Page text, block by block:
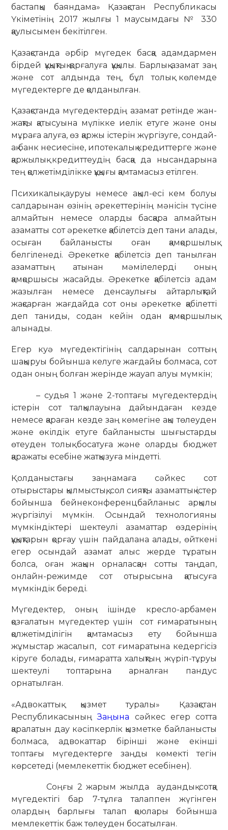
бастапқы баяндама» Қазақстан Республикасы
Үкіметінің 2017 жылғы 1 маусымдағы № 330
қаулысымен бекітілген.
Қазақстанда әрбір мүгедек басқа адамдармен
бірдей құқықтық қорғалуға құқылы. Барлық азамат заң
және сот алдында тең, бұл толық көлемде
мүгедектерге де қолданылған.
Қазақстанда мүгедектердің азамат ретінде жан-
жақты қатысуына мүлікке иелік етуге және оны
мұраға алуға, өз қаржы істерін жүргізуге, сондай-
ақ банк несиесіне, ипотекалық кредиттерге және
қаржылық кредиттеудің басқа да нысандарына
тең қолжетімділікке құқығы қамтамасыз етілген.
Психикалық ауруы немесе ақыл-есі кем болуы
салдарынан өзінің әрекеттерінің мәнісін түсіне
алмайтын немесе оларды басқара алмайтын
азаматты сот әрекетке қабілетсіз деп тани алады,
осыған байланысты оған қамқоршылық
белгіленеді. Әрекетке қабілетсіз деп танылған
азаматтың атынан мәмілелерді оның
қамқоршысы жасайды. Әрекетке қабілетсіз адам
жазылған немесе денсаулығы айтарлықтай
жақсарған жағдайда сот оны әрекетке қабілетті
деп таниды, содан кейін одан қамқоршылық
алынады.
Егер куә мүгедектігінің салдарынан соттың
шақыруы бойынша келуге жағдайы болмаса, сот
одан оның болған жерінде жауап алуы мүмкін;
– судья 1 және 2-топтағы мүгедектердің
істерін сот талқылауына дайындаған кезде
немесе қараған кезде заң көмегіне ақы төлеуден
және өкілдік етуге байланысты шығыстарды
өтеуден толық босатуға және оларды бюджет
қаражаты есебіне жатқызуға міндетті.
Қолданыстағы заңнамаға сәйкес сот
отырыстары қылмыстық, сол сияқты азаматтық істер
бойынша бейнеконференцбайланыс арқылы
жүргізілуі мүмкін. Осындай технологияны
мүмкіндіктері шектеулі азаматтар өздерінің
құқықтарын қорғау үшін пайдалана алады, өйткені
егер осындай азамат алыс жерде тұратын
болса, оған жақын орналасқан сотты таңдап,
онлайн-режимде сот отырысына қатысуға
мүмкіндік береді.
Мүгедектер, оның ішінде кресло-арбамен
қозғалатын мүгедектер үшін сот ғимаратының
қолжетімділігін қамтамасыз ету бойынша
жұмыстар жасалып, сот ғимаратына кедергісіз
кіруге болады, ғимаратта халықтың жүріп-тұруы
шектеулі топтарына арналған пандус
орнатылған.
«Адвокаттық қызмет туралы» Қазақстан
РеспубликасыныңЗаңына сәйкес егер сотта
қаралатын дау кәсіпкерлік қызметке байланысты
болмаса, адвокаттар бірінші және екінші
топтағы мүгедектерге заңды көмекті тегін
көрсетеді (мемлекеттік бюджет есебінен).
Соңғы 2 жарым жылда аудандық сотқа
мүгедектігі бар 7-тұлға талаппен жүгінген
олардың барлығы талап қоюлары бойынша
мемлекеттік баж төлеуден босатылған.